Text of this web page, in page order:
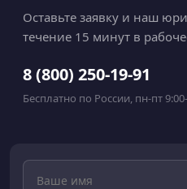
Оставьте заявку и наш
течение 15 минут в
8 (800) 250-19-91
Бесплатно по России, пн-пт